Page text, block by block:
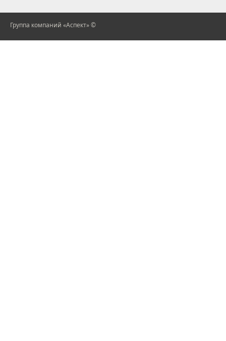
Группа компаний «Аспект» ©